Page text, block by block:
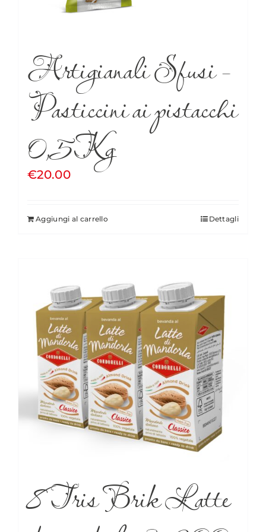
Artigianali Sfusi –
Pasticcini ai pistacchi
0,5Kg
€20.00
Aggiungi al carrello Dettagli
8 Tris Brik Latte